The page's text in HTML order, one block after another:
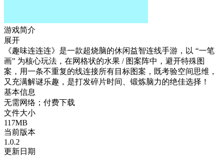
游戏简介
展开
《趣味连连连》是一款超烧脑的休闲益智连线手游，以 “一笔
画” 为核心玩法，在网格状的水果 / 图案阵中，避开特殊图
案，用一条不重复的线连接所有目标图案，既考验空间思维，
又充满解谜乐趣，是打发碎片时间、锻炼脑力的绝佳选择！
基本信息
无需网络；付费下载
文件大小
117MB
当前版本
1.0.2
更新日期